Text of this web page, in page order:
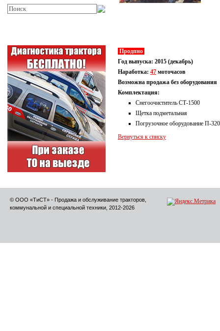
Продпно
Год выпуска: 2015 (декабрь)
Наработка: 47 моточасов
Возможна продажа без оборудования
Комплектация:
Снегоочиститель СТ-1500
Щетка подметальная
Погрузочное оборудование П-320
Вернуться к списку
© ООО «ТиСТ» - Продажа и обслуживание тракторов,
коммунальной и специальной техники, 2012-2026